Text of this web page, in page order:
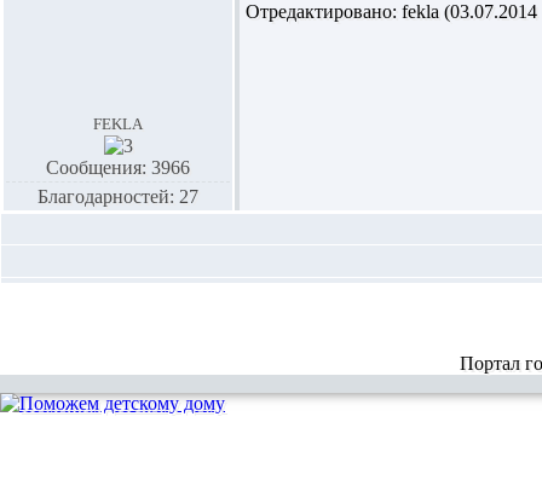
fekla
Сообщения: 3966
Благодарностей: 27
Отредактировано: fekla (03.07.2014
Портал